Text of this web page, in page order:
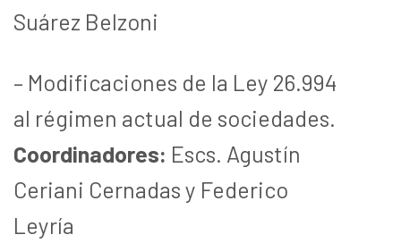
Suárez Belzoni
– Modificaciones de la Ley 26.994
al régimen actual de sociedades.
Coordinadores: Escs. Agustín
Ceriani Cernadas y Federico
Leyría